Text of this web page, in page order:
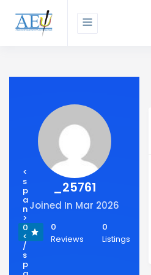
_25761
Joined In Mar 2026
<
s
p
a
n
>
0
<
/
s
p
0
Reviews
0
Listings